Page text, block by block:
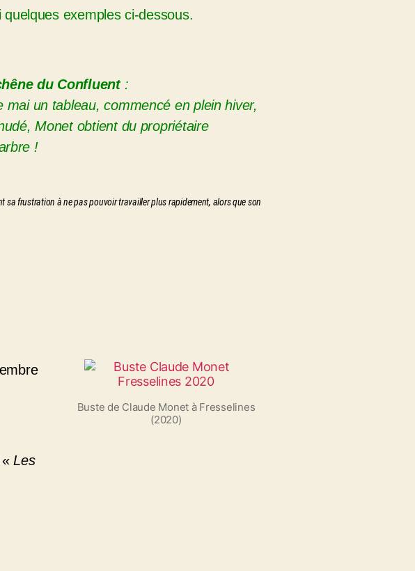
exemples ci-dessous.
du Confluent:
un tableau, commencé en plein hiver,
Monet obtient du propriétaire
!
sa frustration à ne pas pouvoir travailler plus rapidement, alors que son
«Les
Buste de Claude Monet à Fresselines
(2020)